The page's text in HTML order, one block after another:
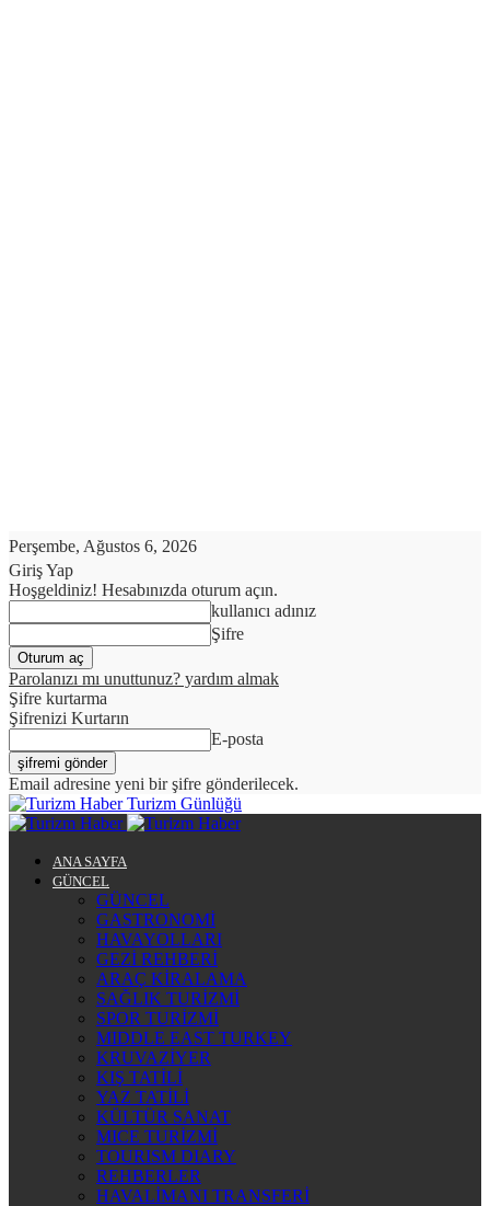
Perşembe, Ağustos 6, 2026
Giriş Yap
Hoşgeldiniz! Hesabınızda oturum açın.
kullanıcı adınız
Şifre
Parolanızı mı unuttunuz? yardım almak
Şifre kurtarma
Şifrenizi Kurtarın
E-posta
Email adresine yeni bir şifre gönderilecek.
Turizm Günlüğü
ANA SAYFA
GÜNCEL
GÜNCEL
GASTRONOMİ
HAVAYOLLARI
GEZİ REHBERİ
ARAÇ KİRALAMA
SAĞLIK TURİZMİ
SPOR TURİZMİ
MIDDLE EAST TURKEY
KRUVAZİYER
KIŞ TATİLİ
YAZ TATİLİ
KÜLTÜR SANAT
MICE TURİZMİ
TOURISM DIARY
REHBERLER
HAVALİMANI TRANSFERİ